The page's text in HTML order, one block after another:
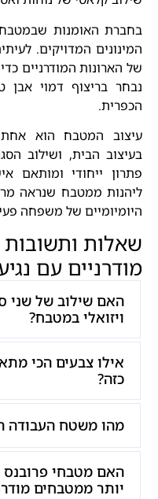
בחברת האומנות
המינונים המדויקים.
של הארונות המודרניים
נבחר בריצוף דמוי
הכפרית.
עיצוב המטבח הוא
בעיצוב הבית, ושילוב
פתרון ייחודי ומותאם
ליהנות ממטבח שנראה
היומיומיים של משפחה
שאלות
מודרניים עם
האם שילוב של שני
ויזואלי במטבח?
אילו צבעים הכי
כזה?
מהו משטח העבודה
האם מטבחי פרובנס
יותר ממטבחים